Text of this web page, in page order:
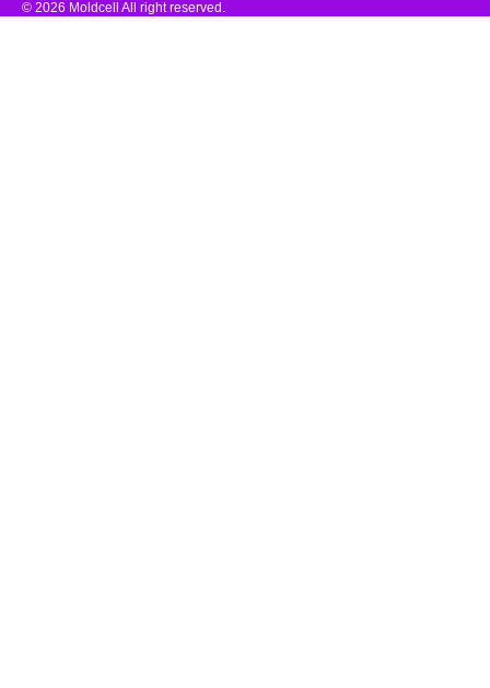
© 2026 Moldcell All right reserved.